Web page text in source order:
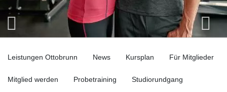
Leistungen Ottobrunn News Kursplan Für Mitglieder
Mitglied werden Probetraining Studiorundgang